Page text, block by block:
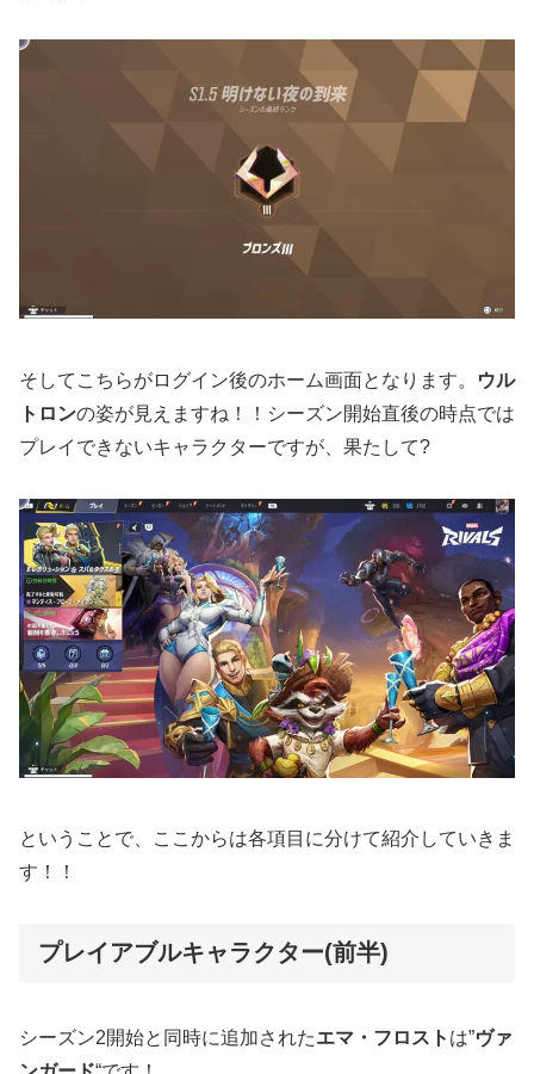
そしてこちらがログイン後のホーム画面となります。
ウル
トロンの姿が見えますね！！シーズン開始直後の時点では
プレイできないキャラクターですが、果たして?
ということで、ここからは各項目に分けて紹介していきま
す！！
プレイアブルキャラクター(前半)
シーズン2開始と同時に追加されたエマ・フロスト は”ヴァ